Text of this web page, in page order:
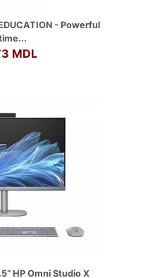
- Powerful
MDL
HP Omni Studio X